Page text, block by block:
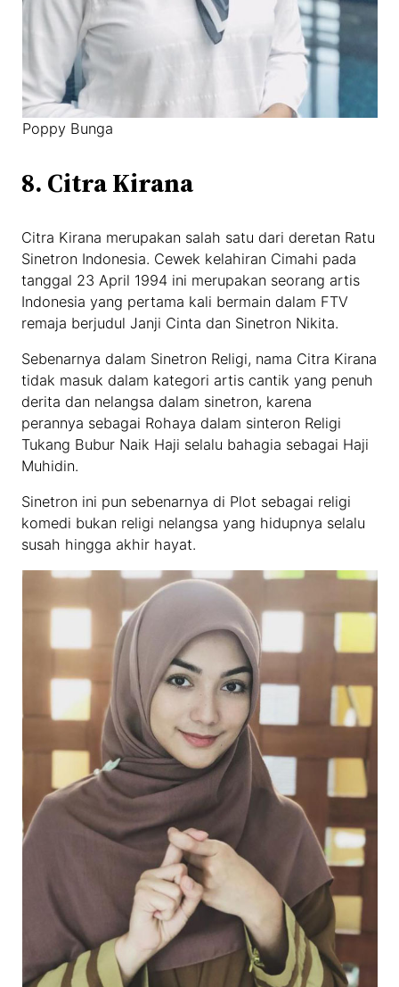
Poppy Bunga
8. Citra Kirana
Citra Kirana merupakan salah satu dari deretan Ratu
Sinetron Indonesia. Cewek kelahiran Cimahi pada
tanggal 23 April 1994 ini merupakan seorang artis
Indonesia yang pertama kali bermain dalam FTV
remaja berjudul Janji Cinta dan Sinetron Nikita.
Sebenarnya dalam Sinetron Religi, nama Citra Kirana
tidak masuk dalam kategori artis cantik yang penuh
derita dan nelangsa dalam sinetron, karena
perannya sebagai Rohaya dalam sinteron Religi
Tukang Bubur Naik Haji selalu bahagia sebagai Haji
Muhidin.
Sinetron ini pun sebenarnya di Plot sebagai religi
komedi bukan religi nelangsa yang hidupnya selalu
susah hingga akhir hayat.